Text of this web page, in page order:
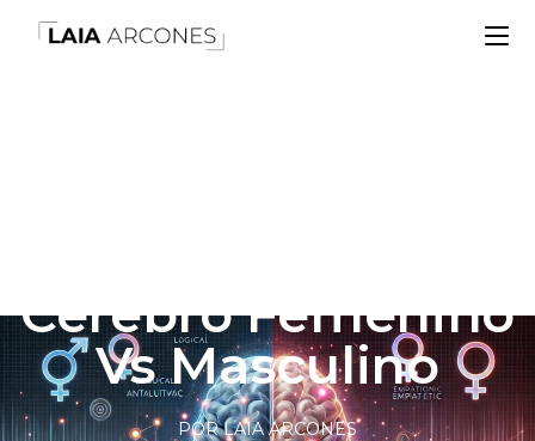
Cerebro Femenino
Vs Masculino
POR LAIA ARCONES